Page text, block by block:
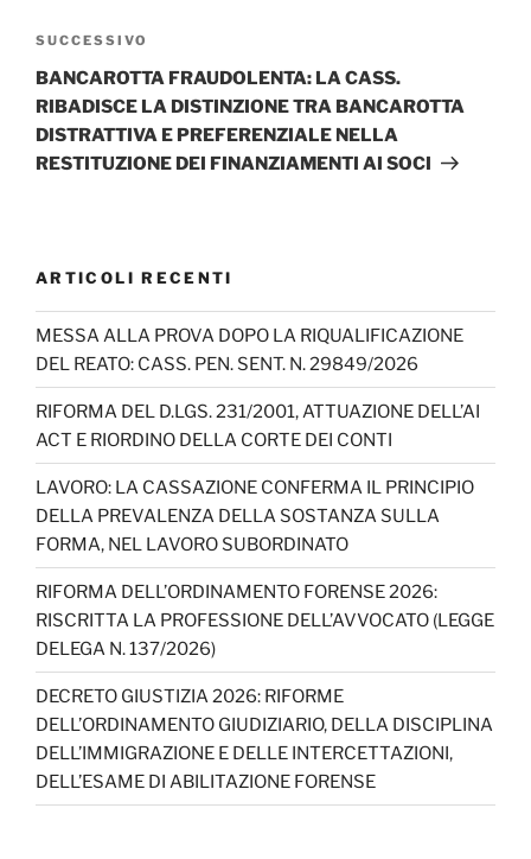
Articolo
successivo
SUCCESSIVO
BANCAROTTA FRAUDOLENTA: LA CASS.
RIBADISCE LA DISTINZIONE TRA BANCAROTTA
DISTRATTIVA E PREFERENZIALE NELLA
RESTITUZIONE DEI FINANZIAMENTI AI SOCI
ARTICOLI RECENTI
MESSA ALLA PROVA DOPO LA RIQUALIFICAZIONE
DEL REATO: CASS. PEN. SENT. N. 29849/2026
RIFORMA DEL D.LGS. 231/2001, ATTUAZIONE DELL’AI
ACT E RIORDINO DELLA CORTE DEI CONTI
LAVORO: LA CASSAZIONE CONFERMA IL PRINCIPIO
DELLA PREVALENZA DELLA SOSTANZA SULLA
FORMA, NEL LAVORO SUBORDINATO
RIFORMA DELL’ORDINAMENTO FORENSE 2026:
RISCRITTA LA PROFESSIONE DELL’AVVOCATO (LEGGE
DELEGA N. 137/2026)
DECRETO GIUSTIZIA 2026: RIFORME
DELL’ORDINAMENTO GIUDIZIARIO, DELLA DISCIPLINA
DELL’IMMIGRAZIONE E DELLE INTERCETTAZIONI,
DELL’ESAME DI ABILITAZIONE FORENSE